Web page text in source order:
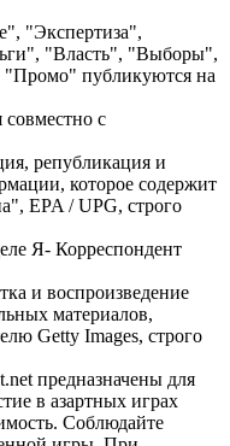
"Экспертиза",
"Власть", "Выборы",
публикуются на
совместно с
републикация и
которое содержит
EPA / UPG, строго
Я- Корреспондент
и воспроизведение
материалов,
Getty Images, строго
предназначены для
в азартных играх
Соблюдайте